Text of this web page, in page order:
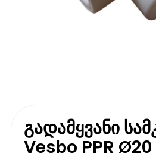
გადამყვანი
Vesbo PPR Ø20